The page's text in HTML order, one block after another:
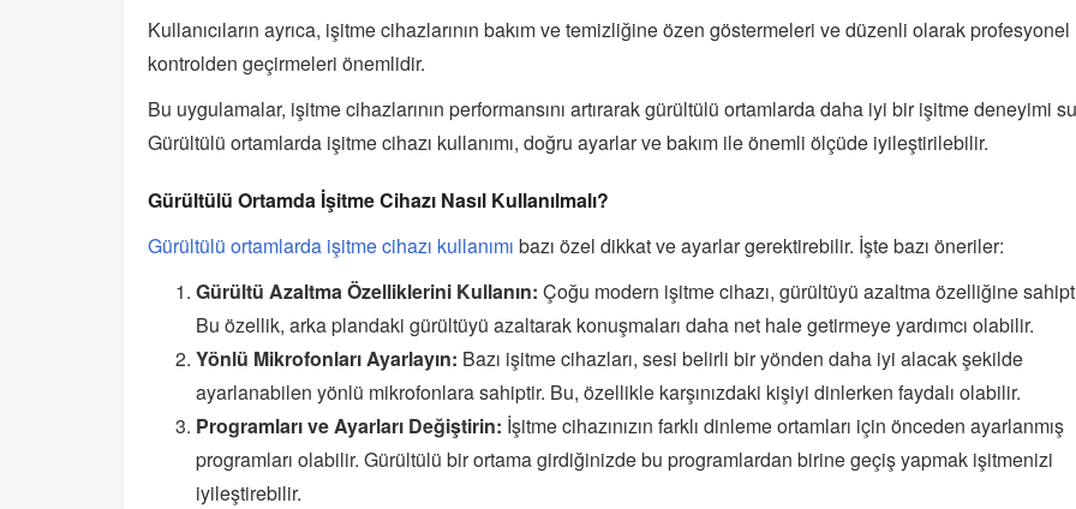
Kullanıcıların ayrıca, işitme cihazlarının bakım ve temizliğine özen göstermeleri ve düzenli olarak profesyonel
kontrolden geçirmeleri önemlidir.
Bu uygulamalar, işitme cihazlarının performansını artırarak gürültülü ortamlarda daha iyi bir işitme deneyimi
Gürültülü ortamlarda işitme cihazı kullanımı, doğru ayarlar ve bakım ile önemli ölçüde iyileştirilebilir.
Gürültülü Ortamda İşitme Cihazı Nasıl Kullanılmalı?
Gürültülü ortamlarda işitme cihazı kullanımı bazı özel dikkat ve ayarlar gerektirebilir. İşte bazı öneriler:
Gürültü Azaltma Özelliklerini Kullanın: Çoğu modern işitme cihazı, gürültüyü azaltma özelliğine
Bu özellik, arka plandaki gürültüyü azaltarak konuşmaları daha net hale getirmeye yardımcı olabilir.
Yönlü Mikrofonları Ayarlayın: Bazı işitme cihazları, sesi belirli bir yönden daha iyi alacak şekilde
ayarlanabilen yönlü mikrofonlara sahiptir. Bu, özellikle karşınızdaki kişiyi dinlerken faydalı olabilir.
Programları ve Ayarları Değiştirin: İşitme cihazınızın farklı dinleme ortamları için önceden ayarlanmış
programları olabilir. Gürültülü bir ortama girdiğinizde bu programlardan birine geçiş yapmak işitmenizi
iyileştirebilir.